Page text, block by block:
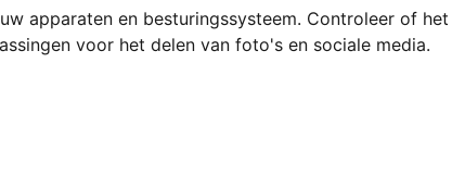
apparaten en besturingssysteem. Controleer of het
voor het delen van foto's en sociale media.